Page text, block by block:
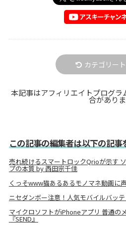
カテゴリー
本記事はアフィリエイトプログ
合があり
この記事の編集者は以下の記事
売れ続けるスマートロックQrioが示す
プの本質 by 西田宗千佳
くっそwww猫あるあるモノマネ動画に
ニセダンボー注意！人気モバイルバッ
マイクロソフトがiPhoneアプリ 普通の
『SEND』